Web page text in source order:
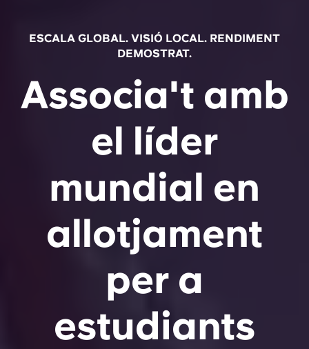
ESCALA GLOBAL. VISIÓ LOCAL. RENDIMENT
DEMOSTRAT.
Associa't amb
el líder
mundial en
allotjament
per a
estudiants